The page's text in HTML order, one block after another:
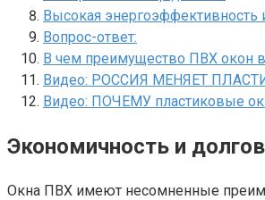
Высокая энергоэффективность
Вопрос-ответ:
В чем преимущество ПВХ окон
Видео: РОССИЯ МЕНЯЕТ
Видео: ПОЧЕМУ пластиковые
Экономичность и
Окна ПВХ имеют несомненные